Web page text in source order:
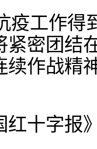
疫工作
紧密团结
续作战精
红十字报